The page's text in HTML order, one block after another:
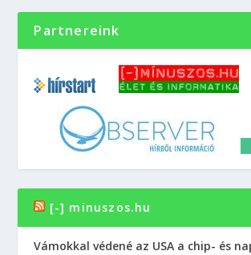
Partnereink
[-] minuszos.hu
Vámokkal védené az USA a chip- és